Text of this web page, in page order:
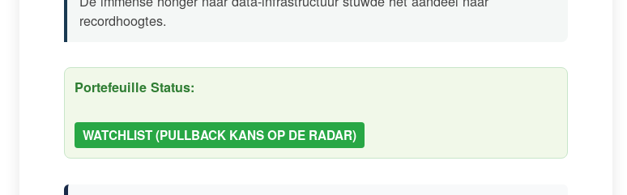
recordhoogtes.
Portefeuille Status:
WATCHLIST (PULLBACK KANS OP DE RADAR)